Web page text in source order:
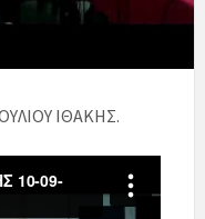
ΙΘΑΚΗΣ.